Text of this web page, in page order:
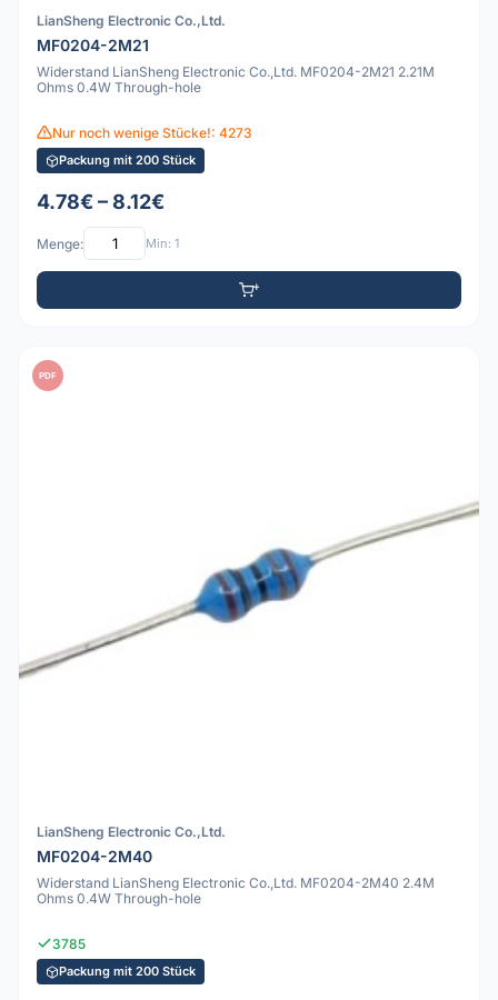
LianSheng Electronic Co.,Ltd.
MF0204-2M21
Widerstand LianSheng Electronic Co.,Ltd. MF0204-2M21 2.21M
Ohms 0.4W Through-hole
Nur noch wenige Stücke!: 4273
Packung mit 200 Stück
4.78€ – 8.12€
Menge: Min: 1
PDF
LianSheng Electronic Co.,Ltd.
MF0204-2M40
Widerstand LianSheng Electronic Co.,Ltd. MF0204-2M40 2.4M
Ohms 0.4W Through-hole
3785
Packung mit 200 Stück